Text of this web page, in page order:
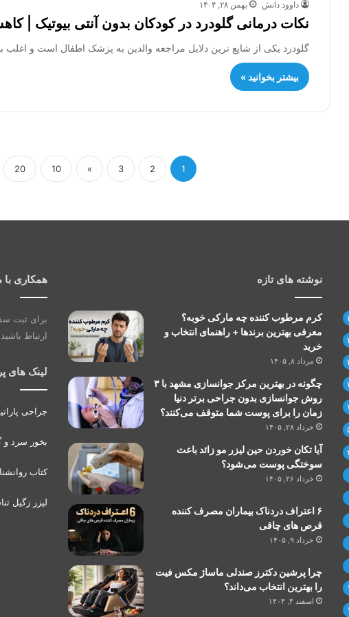
داوود دانش بهمن ۲۸, ۱۴۰۴
نکات درمانی گلودرد در کودکان بدون آنتی بیوتیک |
گلودرد یکی از شایع ترین دلایل مراجعه والدین به پزشک اطفال است و
بیشتر بخوانید »
1
2
3
»
10
20
نوشته های تازه
کرم مرطوب کننده چه مارکی خوبه؟
معرفی بهترین برندها + راهنمای انتخاب و
خرید
مرداد ۸, ۱۴۰۵
چگونه در بهترین مرکز جوانسازی مشهد با ۳
روش جوانسازی بدون جراحی برتر دنیا
زمان را برای پوست شما متوقف می‌کنند؟
خرداد ۲۸, ۱۴۰۵
آیا تکان خوردن حین لیزر مو زائد باعث
سوختگی پوست می‌شود؟
خرداد ۲۶, ۱۴۰۵
۶ اعتراف دردناک بیماران مصرف کننده
قرص های چاقی
خرداد ۹, ۱۴۰۵
چرا پرشین دکترز صندلی ماساژ مکس فیت
را بهترین انتخاب می‌داند؟
اسفند ۴, ۱۴۰۴
همکاری با
برای ثبت
ارتباط
لینک های
جراحی
بخور سرد و
کتاب
لیزر زگیل